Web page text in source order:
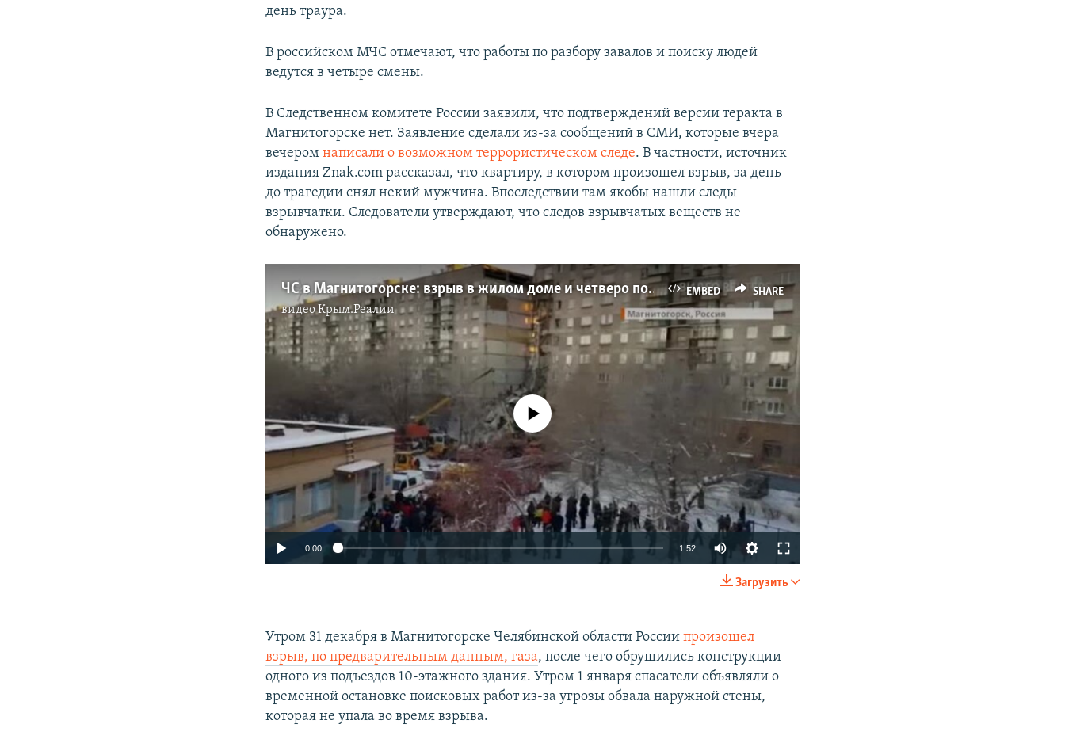
день траура.
В российском МЧС отмечают, что работы по разбору завалов и поиску людей
ведутся в четыре смены.
В Следственном комитете России заявили, что подтверждений версии теракта в
Магнитогорске нет. Заявление сделали из-за сообщений в СМИ, которые вчера
вечеромнаписали о возможном террористическом следе. В частности, источник
издания Znak.com рассказал, что квартиру, в котором произошел взрыв, за день
до трагедии снял некий мужчина. Впоследствии там якобы нашли следы
взрывчатки. Следователи утверждают, что следов взрывчатых веществ не
обнаружено.
EMBED SHARE
ЧС в Магнитогорске: взрыв в жилом доме и четверо погибших (видео)
видеоКрым.Реалии
SHARE
No media source currently available
0:00 1:52
Загрузить
Утром 31 декабря в Магнитогорске Челябинской области Россиипроизошел
взрыв, по предварительным данным, газа, после чего обрушились конструкции
одного из подъездов 10-этажного здания. Утром 1 января спасатели объявляли о
временной остановке поисковых работ из-за угрозы обвала наружной стены,
которая не упала во время взрыва.